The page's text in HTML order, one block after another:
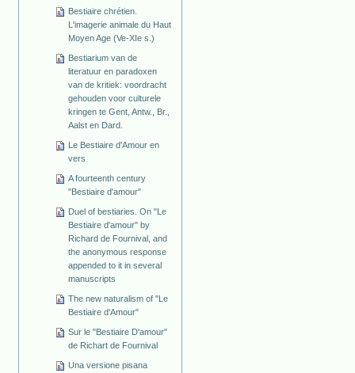
Bestiaire chrétien.
L'imagerie animale du Haut
Moyen Age (Ve-XIe s.)
Bestiarium van de
literatuur en paradoxen
van de kritiek: voordracht
gehouden voor culturele
kringen te Gent, Antw., Br.,
Aalst en Dard.
Le Bestiaire d'Amour en
vers
A fourteenth century
"Bestiaire d'amour"
Duel of bestiaries. On "Le
Bestiaire d'amour" by
Richard de Fournival, and
the anonymous response
appended to it in several
manuscripts
The new naturalism of "Le
Bestiaire d'Amour"
Sur le "Bestiaire D'amour"
de Richart de Fournival
Una versione pisana